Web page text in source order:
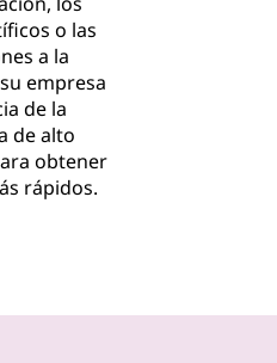
o las
a la
empresa
de la
de alto
obtener
rápidos.